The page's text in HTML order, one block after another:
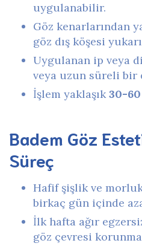
uygulanabilir.
Göz kenarlarından
göz dış köşesi
Uygulanan ip veya
veya uzun süreli bir
İşlem yaklaşık 30-
Badem Göz
Süreç
Hafif şişlik ve
birkaç gün içinde
İlk hafta ağır
göz çevresi